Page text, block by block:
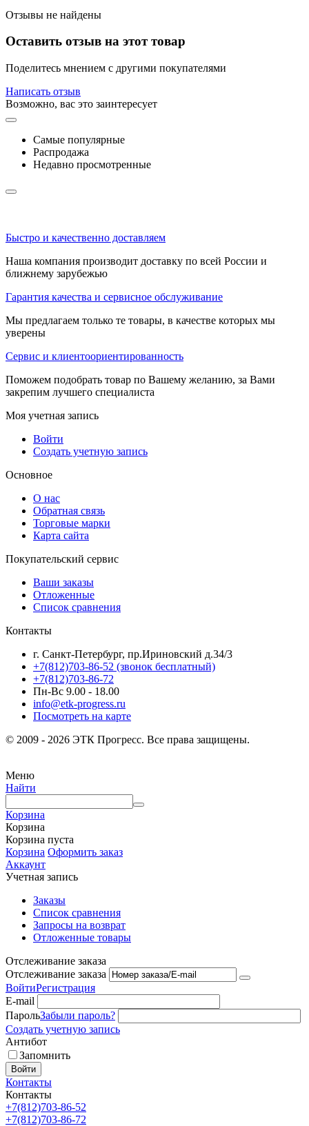
Отзывы не найдены
Оставить отзыв на этот товар
Поделитесь мнением с другими покупателями
Написать отзыв
Возможно, вас это заинтересует
Самые популярные
Распродажа
Недавно просмотренные
Быстро и качественно доставляем
Наша компания производит доставку по всей России и
ближнему зарубежью
Гарантия качества и сервисное обслуживание
Мы предлагаем только те товары, в качестве которых мы
уверены
Сервис и клиентоориентированность
Поможем подобрать товар по Вашему желанию, за Вами
закрепим лучшего специалиста
Моя учетная запись
Войти
Создать учетную запись
Основное
О нас
Обратная связь
Торговые марки
Карта сайта
Покупательский сервис
Ваши заказы
Отложенные
Список сравнения
Контакты
г. Санкт-Петербург, пр.Ириновский д.34/3
+7(812)703-86-52 (звонок бесплатный)
+7(812)703-86-72
Пн-Вс 9.00 - 18.00
info@etk-progress.ru
Посмотреть на карте
© 2009 - 2026 ЭТК Прогресс. Все права защищены.
Меню
Найти
Корзина
Корзина
Корзина пуста
Корзина Оформить заказ
Аккаунт
Учетная запись
Заказы
Список сравнения
Запросы на возврат
Отложенные товары
Отслеживание заказа
Отслеживание заказа
ВойтиРегистрация
E-mail
ПарольЗабыли пароль?
Создать учетную запись
Антибот
Запомнить
Войти
Контакты
Контакты
+7(812)703-86-52
+7(812)703-86-72